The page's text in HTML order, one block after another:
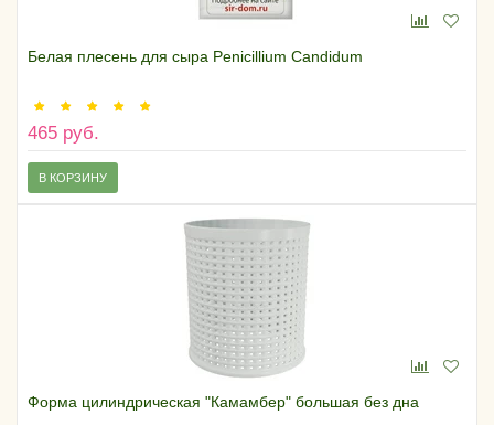
Белая плесень для сыра Penicillium Candidum
465 руб.
В КОРЗИНУ
Форма цилиндрическая "Камамбер" большая без дна